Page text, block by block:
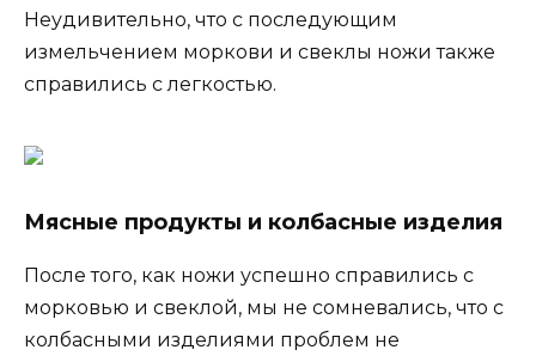
Неудивительно, что с последующим
измельчением моркови и свеклы ножи также
справились с легкостью.
Мясные продукты и колбасные изделия
После того, как ножи успешно справились с
морковью и свеклой, мы не сомневались, что с
колбасными изделиями проблем не